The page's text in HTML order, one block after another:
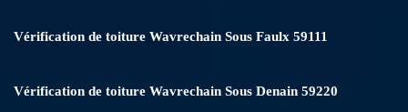
Vérification de toiture Wavrechain Sous Faulx 59111
Vérification de toiture Wavrechain Sous Denain 59220